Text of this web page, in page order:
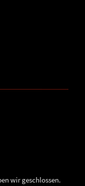
wir geschlossen.